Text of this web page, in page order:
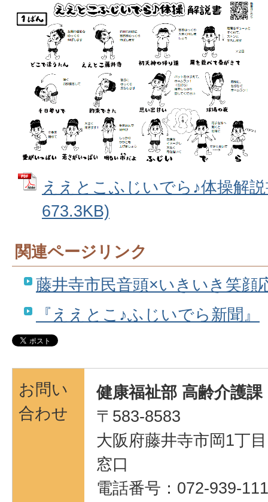
ええとこふじいでら♪体操解
673.3KB)
関連ページリンク
藤井寺市民音頭×いきいき笑顔
『ええとこ♪ふじいでら新聞』
お問い
合わせ
健康福祉部 高齢介護課
〒583-8583
大阪府藤井寺市岡1丁
窓口
電話番号：072-939-